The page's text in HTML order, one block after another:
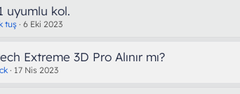
uyumlu kol.
tuş 6 Eki 2023
Extreme 3D Pro Alınır mı?
17 Nis 2023